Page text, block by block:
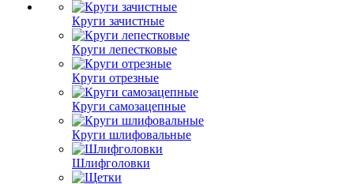
Круги зачистные
Круги лепестковые
Круги отрезные
Круги самозацепные
Круги шлифовальные
Шлифголовки